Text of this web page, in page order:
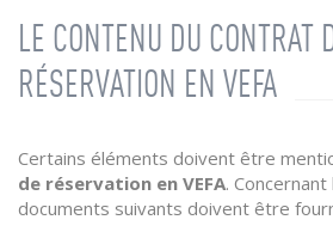
LE CONTENU DU CONTRAT
RÉSERVATION EN VEFA
Certains éléments doivent être
de réservation en VEFA.
documents suivants doivent être